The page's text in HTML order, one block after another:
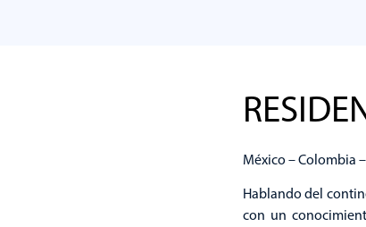
México – Colombia
Hablando del
con un